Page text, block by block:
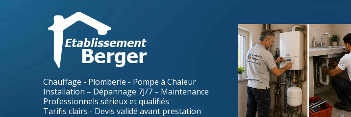
Chauffage - Plomberie - Pompe à Chaleur
Installation – Dépannage 7J/7 – Maintenance
Professionnels sérieux et qualifiés
Tarifis clairs - Devis validé avant prestation